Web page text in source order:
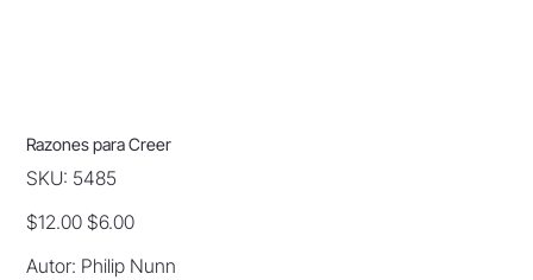
Razones para Creer
SKU: SKU
5485
5485
Original
price
$12.00 Sale
price
$6.00
Autor: Philip Nunn